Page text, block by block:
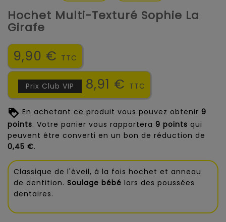
Hochet Multi-Texturé Sophie La
Girafe
9,90 € TTC
Prix Club VIP 8,91 € TTC
En achetant ce produit vous pouvez obtenir 9
points. Votre panier vous rapportera 9 points qui
peuvent être converti en un bon de réduction de
0,45 €.
Classique de l'éveil, à la fois hochet et anneau
de dentition. Soulage bébé lors des poussées
dentaires.